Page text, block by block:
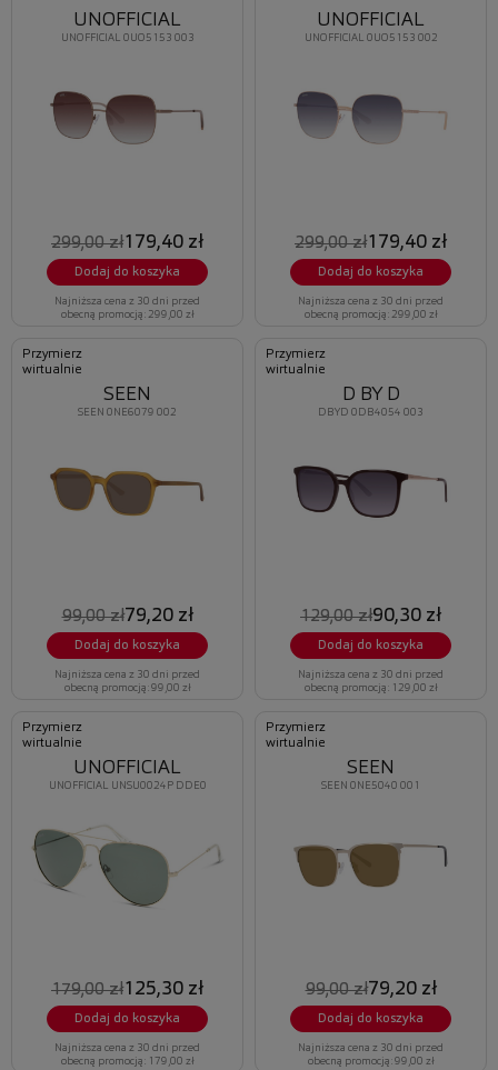
UNOFFICIAL 0UO5153 003
UNOFFICIAL
299,00 zł179,40 zł
Dodaj do koszyka
Najniższa cena z 30 dni przed
obecną promocją: 299,00 zł
UNOFFICIAL 0UO5153 002
UNOFFICIAL
299,00 zł179,40 zł
Dodaj do koszyka
Najniższa cena z 30 dni przed
obecną promocją: 299,00 zł
Przymierz
wirtualnie
SEEN 0NE6079 002
SEEN
99,00 zł79,20 zł
Dodaj do koszyka
Najniższa cena z 30 dni przed
obecną promocją: 99,00 zł
Przymierz
wirtualnie
DBYD 0DB4054 003
D BY D
129,00 zł90,30 zł
Dodaj do koszyka
Najniższa cena z 30 dni przed
obecną promocją: 129,00 zł
Przymierz
wirtualnie
UNOFFICIAL UNSU0024P DDE0
UNOFFICIAL
179,00 zł125,30 zł
Dodaj do koszyka
Najniższa cena z 30 dni przed
obecną promocją: 179,00 zł
Przymierz
wirtualnie
SEEN 0NE5040 001
SEEN
99,00 zł79,20 zł
Dodaj do koszyka
Najniższa cena z 30 dni przed
obecną promocją: 99,00 zł